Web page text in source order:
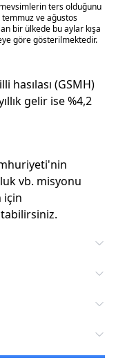
ters olduğunu
temmuz ve ağustos
bir ülkede bu aylar kışa
göre gösterilmektedir.
hasılası (GSMH)
gelir ise %4,2
'nin
vb. misyonu
için